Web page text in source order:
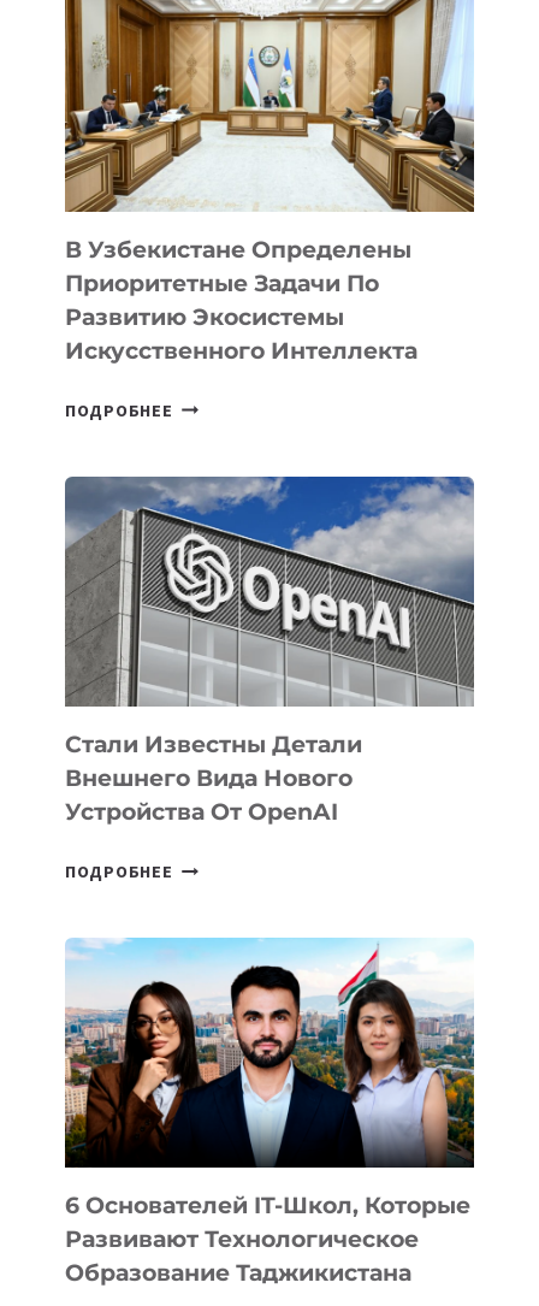
В Узбекистане Определены
Приоритетные Задачи По
Развитию Экосистемы
Искусственного Интеллекта
ПОДРОБНЕЕ В
ПРИОРИТЕТНЫЕ
ЗАДАЧИ
ПО
РАЗВИТИЮ
ЭКОСИСТЕМЫ
ИСКУССТВЕННОГО
ИНТЕЛЛЕКТА
Стали Известны Детали
Внешнего Вида Нового
Устройства От OpenAI
ПОДРОБНЕЕ СТАЛИ
ВНЕШНЕГО
ВИДА
НОВОГО
УСТРОЙСТВА
ОТ
OPENAI
6 Основателей IT-Школ, Которые
Развивают Технологическое
Образование Таджикистана